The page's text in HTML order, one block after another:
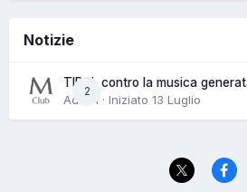
Notizie
2
TIDAL contro la musica
Admin · Iniziato 13 Luglio